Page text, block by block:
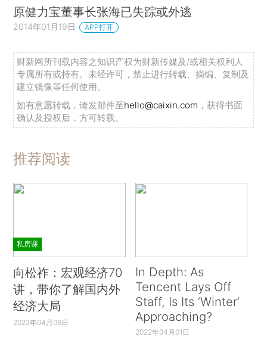
原健力宝董事长张海已失踪或外逃
2014年01月19日 APP打开
财新网所刊载内容之知识产权为财新传媒及/或相关权利人
专属所有或持有。未经许可，禁止进行转载、摘编、复制及
建立镜像等任何使用。
如有意愿转载，请发邮件至hello@caixin.com ，获得书面
确认及授权后，方可转载。
推荐阅读
私房课
向松祚：宏观经济70
讲，带你了解国内外
经济大局
2022年04月06日
In Depth: As
Tencent Lays Off
Staff, Is Its ‘Winter’
Approaching?
2022年04月01日